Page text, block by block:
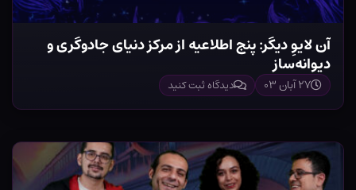
آن لایوِ دیگر: پنج اطلاعیه از مرکز دنیای جادوگری و
دیوانه‌ساز
۲۷ آبان ۰۳ دیدگاه ثبت کنید